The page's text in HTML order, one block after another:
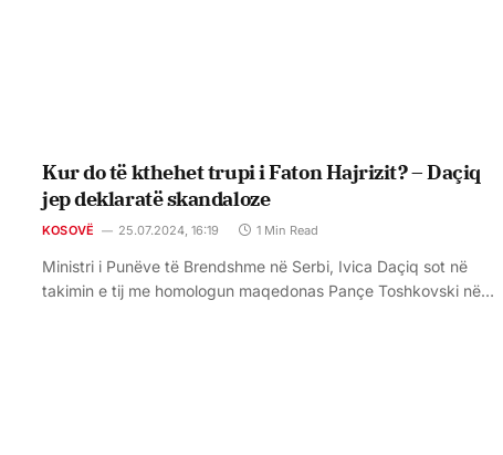
Kur do të kthehet trupi i Faton Hajrizit? – Daçiq
jep deklaratë skandaloze
KOSOVË 25.07.2024, 16:19 1 Min Read
Ministri i Punëve të Brendshme në Serbi, Ivica Daçiq sot në
takimin e tij me homologun maqedonas Pançe Toshkovski në…